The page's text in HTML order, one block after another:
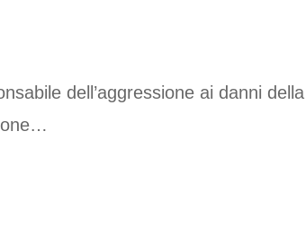
dell’aggressione ai danni